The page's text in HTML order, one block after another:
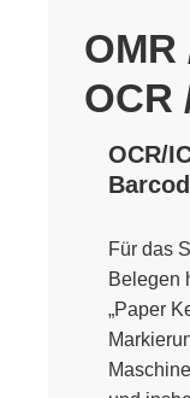
OCR
OCR/
Für das
Belegen
„Paper